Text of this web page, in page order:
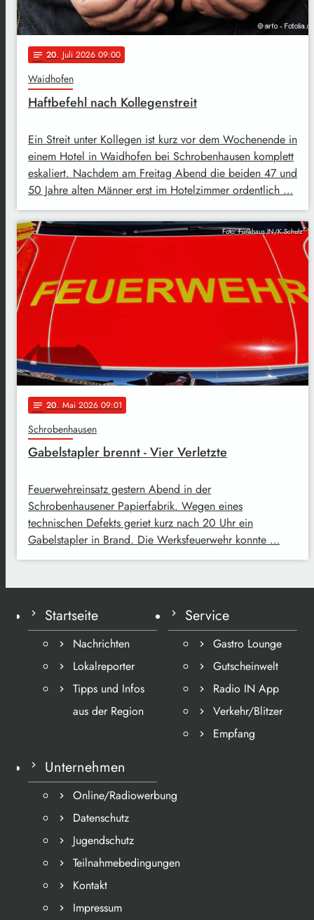
notes 20. Juli 2026 09:00
Waidhofen
Haftbefehl nach Kollegenstreit
Ein Streit unter Kollegen ist kurz vor dem Wochenende in
einem Hotel in Waidhofen bei Schrobenhausen komplett
eskaliert. Nachdem am Freitag Abend die beiden 47 und
50 Jahre alten Männer erst im Hotelzimmer ordentlich …
Foto: Funkhaus IN/K.Schulz
notes 20. Mai 2026 09:01
Schrobenhausen
Gabelstapler brennt - Vier Verletzte
Feuerwehreinsatz gestern Abend in der
Schrobenhausener Papierfabrik. Wegen eines
technischen Defekts geriet kurz nach 20 Uhr ein
Gabelstapler in Brand. Die Werksfeuerwehr konnte …
Startseite
Nachrichten
Lokalreporter
Tipps und Infos
aus der Region
Service
Gastro Lounge
Gutscheinwelt
Radio IN App
Verkehr/Blitzer
Empfang
Unternehmen
Online/Radiowerbung
Datenschutz
Jugendschutz
Teilnahmebedingungen
Kontakt
Impressum